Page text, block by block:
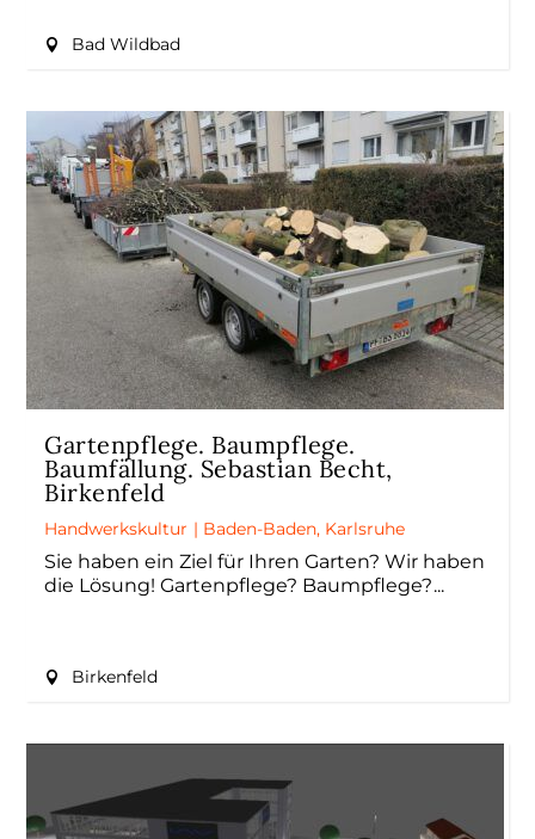
Bad Wildbad
Gartenpflege. Baumpflege.
Baumfällung. Sebastian Becht,
Birkenfeld
Handwerkskultur | Baden-Baden, Karlsruhe
Sie haben ein Ziel für Ihren Garten? Wir haben
die Lösung! Gartenpflege? Baumpflege?
Birkenfeld